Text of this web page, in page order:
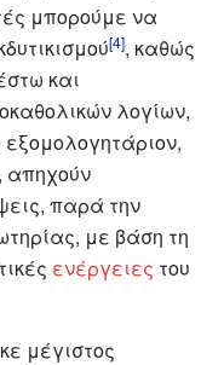
μπορούμε να
[4], καθώς
και
λογίων,
απηχούν
παρά την
με βάση τη
ενέργειες του
μέγιστος